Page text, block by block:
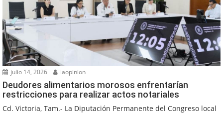
julio 14, 2026 laopinion
Deudores alimentarios morosos enfrentarían
restricciones para realizar actos notariales
Cd. Victoria, Tam.- La Diputación Permanente del Congreso local